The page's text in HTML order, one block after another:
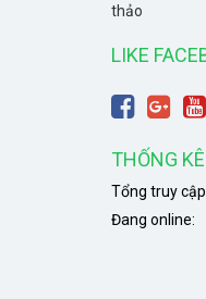
thảo
LIKE
THỐNG
Tổng truy
Đang online: